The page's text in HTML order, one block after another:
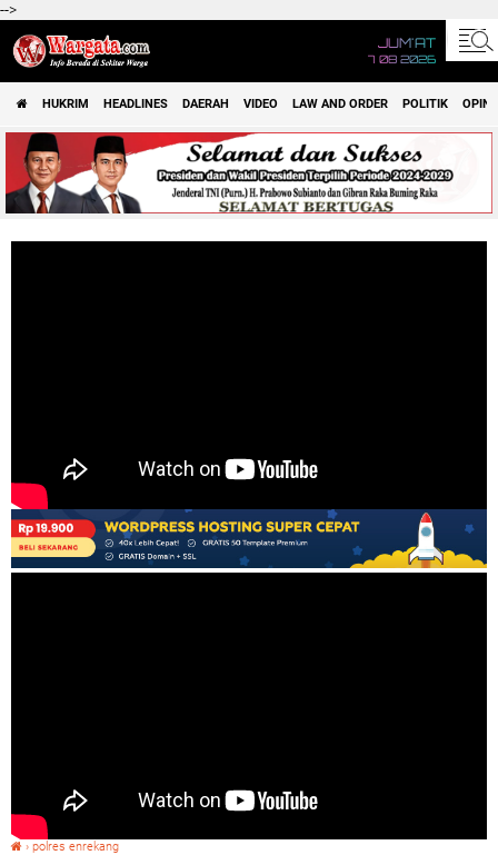
-->
JUM'AT
7 08 2026
HUKRIM HEADLINES DAERAH VIDEO LAW AND ORDER POLITIK OPINI
› polres enrekang